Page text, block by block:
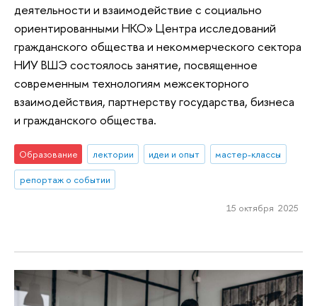
деятельности и взаимодействие с социально
ориентированными НКО» Центра исследований
гражданского общества и некоммерческого сектора
НИУ ВШЭ состоялось занятие, посвященное
современным технологиям межсекторного
взаимодействия, партнерству государства, бизнеса
и гражданского общества.
Образование лектории идеи и опыт
мастер-классы
репортаж о событии
15 октября 2025